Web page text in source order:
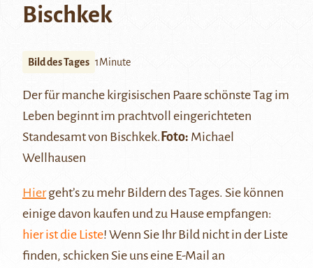
Bischkek
Bild des Tages 1Minute
Der für manche kirgisischen Paare schönste Tag im
Leben beginnt im prachtvoll eingerichteten
Standesamt von Bischkek.Foto: Michael
Wellhausen
Hiergeht’s zu mehr Bildern des Tages. Sie können
einige davon kaufen und zu Hause empfangen:
hier ist die Liste! Wenn Sie Ihr Bild nicht in der Liste
finden, schicken Sie uns eine E-Mail an